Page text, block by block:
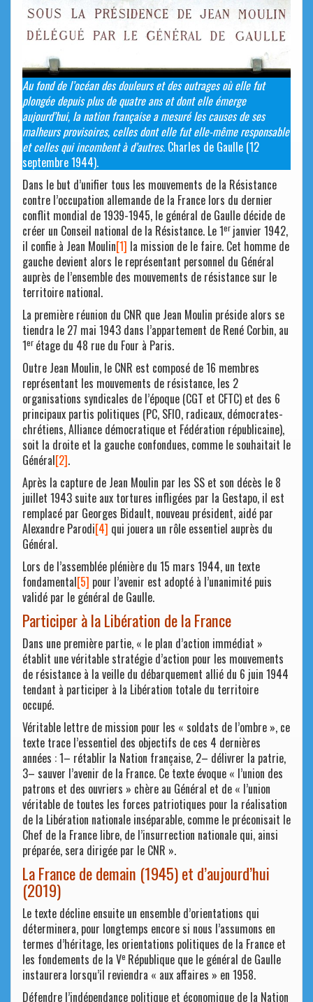
Au fond de l’océan des douleurs et des outrages où elle fut
plongée depuis plus de quatre ans et dont elle émerge
aujourd’hui, la nation française a mesuré les causes de ses
malheurs provisoires, celles dont elle fut elle-même responsable
et celles qui incombent à d’autres. Charles de Gaulle (12
septembre 1944).
Dans le but d’unifier tous les mouvements de la Résistance
contre l’occupation allemande de la France lors du dernier
conflit mondial de 1939-1945, le général de Gaulle décide de
créer un Conseil national de la Résistance. Le 1er janvier 1942,
il confie à Jean Moulin[1] la mission de le faire. Cet homme de
gauche devient alors le représentant personnel du Général
auprès de l’ensemble des mouvements de résistance sur le
territoire national.
La première réunion du CNR que Jean Moulin préside alors se
tiendra le 27 mai 1943 dans l’appartement de René Corbin, au
1er étage du 48 rue du Four à Paris.
Outre Jean Moulin, le CNR est composé de 16 membres
représentant les mouvements de résistance, les 2
organisations syndicales de l’époque (CGT et CFTC) et des 6
principaux partis politiques (PC, SFIO, radicaux, démocrates-
chrétiens, Alliance démocratique et Fédération républicaine),
soit la droite et la gauche confondues, comme le souhaitait le
Général[2].
Après la capture de Jean Moulin par les SS et son décès le 8
juillet 1943 suite aux tortures infligées par la Gestapo, il est
remplacé par Georges Bidault, nouveau président, aidé par
Alexandre Parodi[4] qui jouera un rôle essentiel auprès du
Général.
Lors de l’assemblée plénière du 15 mars 1944, un texte
fondamental[5] pour l’avenir est adopté à l’unanimité puis
validé par le général de Gaulle.
Participer à la Libération de la France
Dans une première partie, « le plan d’action immédiat »
établit une véritable stratégie d’action pour les mouvements
de résistance à la veille du débarquement allié du 6 juin 1944
tendant à participer à la Libération totale du territoire
occupé.
Véritable lettre de mission pour les « soldats de l’ombre », ce
texte trace l’essentiel des objectifs de ces 4 dernières
années : 1– rétablir la Nation française, 2– délivrer la patrie,
3– sauver l’avenir de la France. Ce texte évoque « l’union des
patrons et des ouvriers » chère au Général et de « l’union
véritable de toutes les forces patriotiques pour la réalisation
de la Libération nationale inséparable, comme le préconisait le
Chef de la France libre, de l’insurrection nationale qui, ainsi
préparée, sera dirigée par le CNR ».
La France de demain (1945) et d’aujourd’hui
(2019)
Le texte décline ensuite un ensemble d’orientations qui
déterminera, pour longtemps encore si nous l’assumons en
termes d’héritage, les orientations politiques de la France et
les fondements de la Ve République que le général de Gaulle
instaurera lorsqu’il reviendra « aux affaires » en 1958.
Défendre l’indépendance politique et économique de la Nation